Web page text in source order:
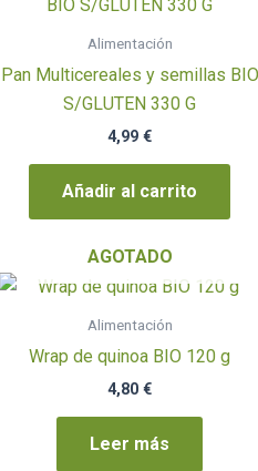
Alimentación
Pan Multicereales y semillas BIO
S/GLUTEN 330 G
4,99 €
Añadir al carrito
AGOTADO
Alimentación
Wrap de quinoa BIO 120 g
4,80 €
Leer más